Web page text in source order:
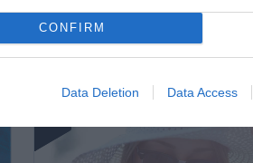
CONFIRM
Data Deletion Data Access